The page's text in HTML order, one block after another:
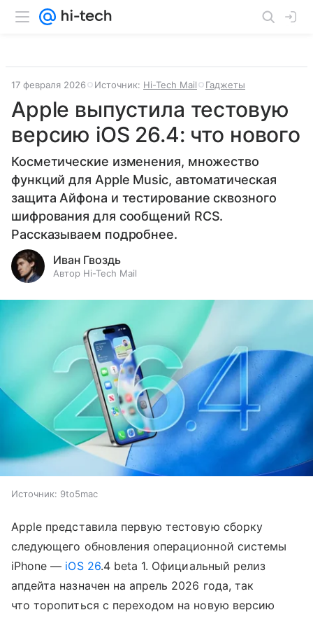
17 февраля 2026 Источник: Hi-Tech Mail Гаджеты
Apple выпустила тестовую
версию iOS 26.4: что нового
Косметические изменения, множество
функций для Apple Music, автоматическая
защита Айфона и тестирование сквозного
шифрования для сообщений RCS.
Рассказываем подробнее.
Иван Гвоздь
Автор Hi-Tech Mail
Источник: 9to5mac
Apple представила первую тестовую сборку
следующего обновления операционной системы
iPhone — iOS 26.4 beta 1. Официальный релиз
апдейта назначен на апрель 2026 года, так
что торопиться с переходом на новую версию